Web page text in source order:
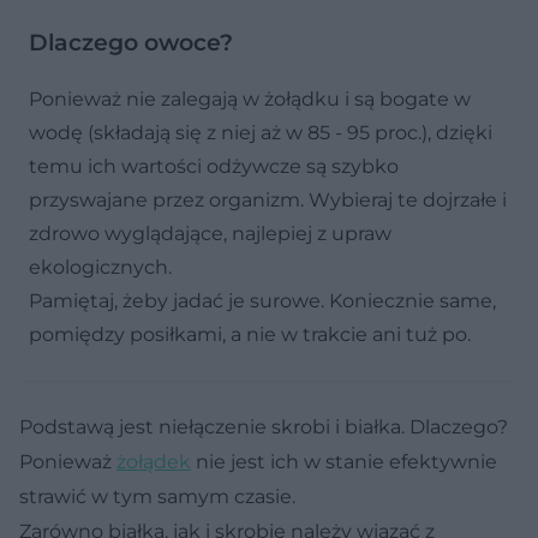
Dlaczego owoce?
Ponieważ nie zalegają w żołądku i są bogate w
wodę (składają się z niej aż w 85 - 95 proc.), dzięki
temu ich wartości odżywcze są szybko
przyswajane przez organizm. Wybieraj te dojrzałe i
zdrowo wyglądające, najlepiej z upraw
ekologicznych.
Pamiętaj, żeby jadać je surowe. Koniecznie same,
pomiędzy posiłkami, a nie w trakcie ani tuż po.
Podstawą jest niełączenie skrobi i białka. Dlaczego?
Ponieważ żołądek nie jest ich w stanie efektywnie
strawić w tym samym czasie.
Zarówno białka, jak i skrobię należy wiązać z